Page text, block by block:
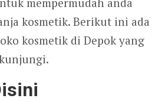
kosmetik. Berikut ini ada
kosmetik di Depok yang